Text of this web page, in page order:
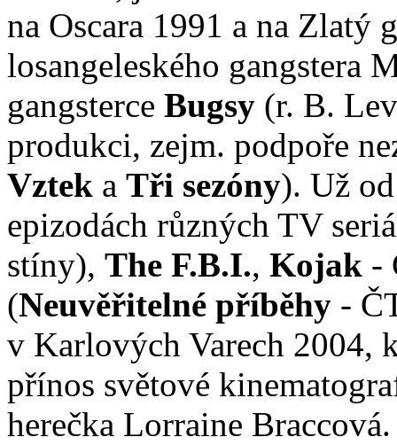
na Oscara 1991 a na Zlatý
losangeleského gangstera
gangsterce Bugsy (r. B.
produkci, zejm. podpoře
Vztek a Tři sezóny). Už
epizodách různých TV
stíny), The F.B.I., Kojak -
(Neuvěřitelné příběhy -
v Karlových Varech 2004,
přínos světové
herečka Lorraine Braccová.